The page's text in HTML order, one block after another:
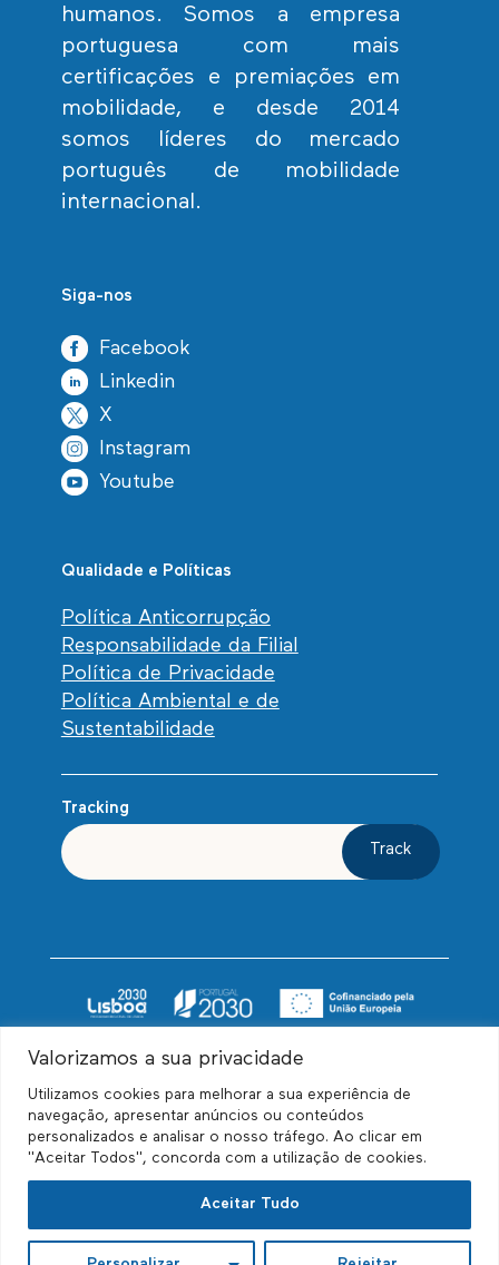
Valorizamos a sua privacidade
Utilizamos cookies para melhorar a sua experiência de
navegação, apresentar anúncios ou conteúdos
personalizados e analisar o nosso tráfego. Ao clicar em
"Aceitar Todos", concorda com a utilização de cookies.
Aceitar Tudo
humanos. Somos a empresa
portuguesa com mais
certificações e premiações em
mobilidade, e desde 2014
somos líderes do mercado
português de mobilidade
internacional.
Siga-nos
Facebook
Linkedin
X
Instagram
Youtube
Qualidade e Políticas
Política Anticorrupção
Responsabilidade da Filial
Política de Privacidade
Política Ambiental e de
Sustentabilidade
Tracking
Track
© Biscayne Relocations, Unipessoal Lda. Todos
os direitos reservados.